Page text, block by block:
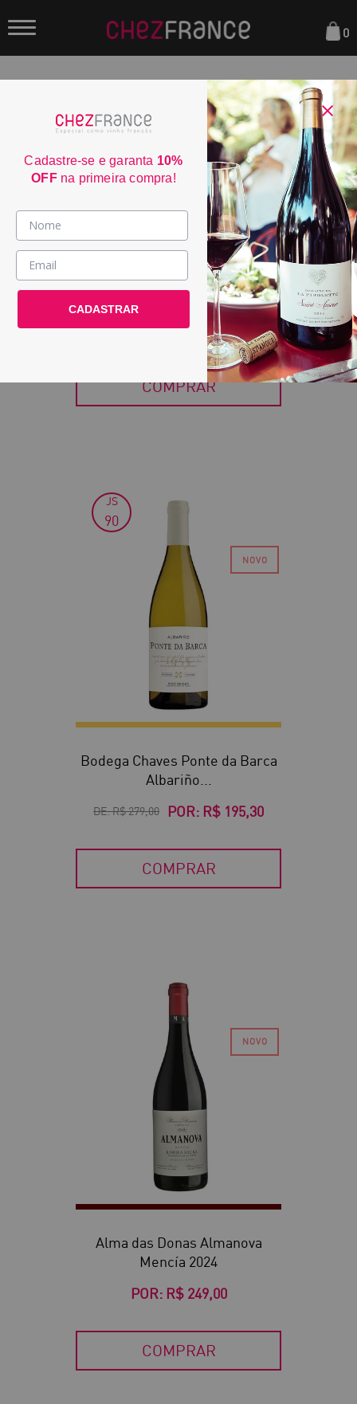
Vinhos >
País / Região >
Le Club >
0
ORDENAR POR:
Almalarga Godello Ribeira
Sacra 2024
POR:R$ 279,00
COMPRAR
JS
90
Bodega Chaves Ponte da Barca
Albariño...
DE:R$ 279,00 POR: R$ 195,30
COMPRAR
Alma das Donas Almanova
Mencía 2024
POR: R$ 249,00
COMPRAR
Cadastre-se e garanta 10%
OFFna primeira compra!
CADASTRAR